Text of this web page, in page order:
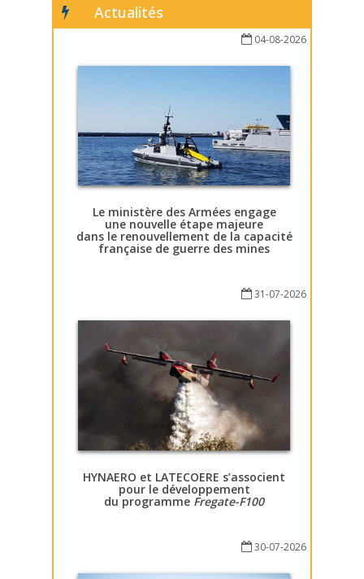
Actualités
04-08-2026
Le ministère des Armées engage
une nouvelle étape majeure
dans le renouvellement de la capacité
française de guerre des mines
31-07-2026
HYNAERO et LATECOERE s’associent
pour le développement
du programme Fregate-F100
30-07-2026